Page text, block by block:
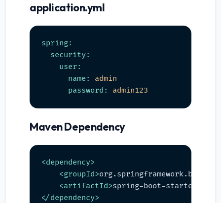
application.yml
spring:
security:
user:
name:
admin
password:
admin123
Maven Dependency
<dependency>
<groupId>org.springframework.boot
<artifactId>spring-boot-starter-
</dependency>